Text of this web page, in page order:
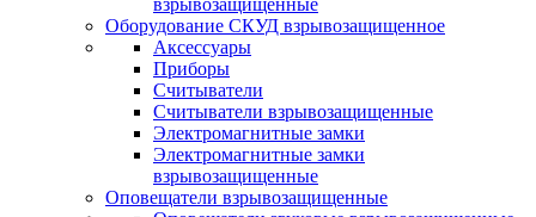
взрывозащищенные
Оборудование СКУД взрывозащищенное
Аксессуары
Приборы
Считыватели
Считыватели взрывозащищенные
Электромагнитные замки
Электромагнитные замки
взрывозащищенные
Оповещатели взрывозащищенные